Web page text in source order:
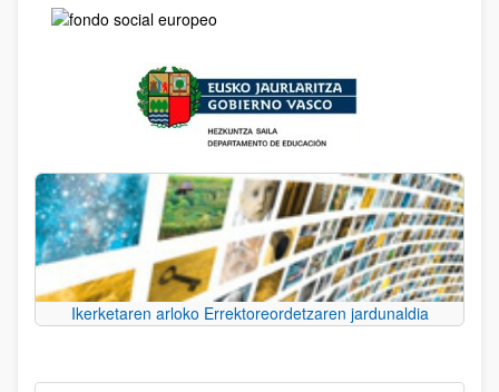
Ikerketaren arloko Errektoreordetzaren jardunaldia